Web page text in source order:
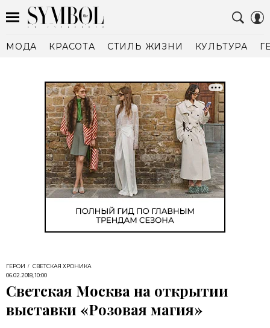
МОДА КРАСОТА СТИЛЬ ЖИЗНИ КУЛЬТУРА
ГЕРОИ
СВЕТСКАЯ ХРОНИКА
06.02.2018, 10:00
Светская Москва на открытии
выставки «Розовая магия»